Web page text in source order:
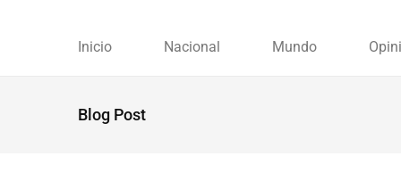
Inicio Nacional Mundo
Blog Post